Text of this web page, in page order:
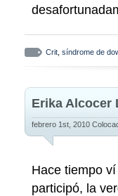
Crit síndrome de
Erika Alcocer
febrero 1st, 2010
Hace tiempo
participó, la